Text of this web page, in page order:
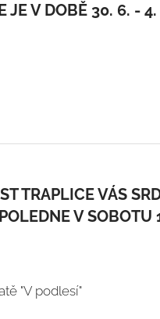
JE V DOBĚ 30. 6. -
TRAPLICE VÁS
V SOBOTU
"V podlesí"